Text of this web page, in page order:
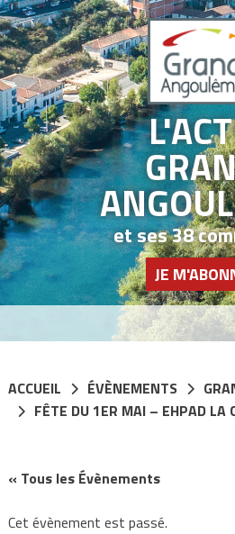
et ses 38
JE
ACCUEIL ÉVÈNEMENTS
FÊTE DU 1ER MAI – EHPAD LA
« Tous les Évènements
Cet évènement est passé.
Panneau de gestion des cookies